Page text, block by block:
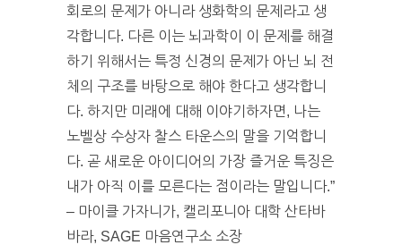
회로의 문제가 아니라 생화학의 문제라고 생
각합니다. 다른 이는 뇌과학이 이 문제를 해결
하기 위해서는 특정 신경의 문제가 아닌 뇌 전
체의 구조를 바탕으로 해야 한다고 생각합니
다. 하지만 미래에 대해 이야기하자면, 나는
노벨상 수상자 찰스 타운스의 말을 기억합니
다. 곧 새로운 아이디어의 가장 즐거운 특징은
내가 아직 이를 모른다는 점이라는 말입니다.”
– 마이클 가자니가, 캘리포니아 대학 산타바
바라, SAGE 마음연구소 소장